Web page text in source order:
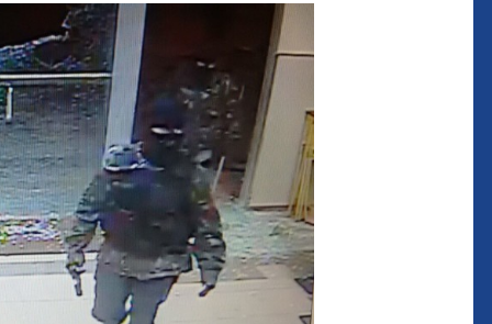
eu estou
desde março
o cargo de
Superior
do
no
e de
da Justiça
juízes e servidores"
FROZ SOBRINHO
Ingressou no Ministério
Público Estadual em 1992,
onde foi Promotor de
Justiça. Como
desembargador exerceu a
função de corregedor geral
da Justiça do Maranhão no
biênio 2022/2024. É
presidente do TJMA no
biênio 2024/2026.